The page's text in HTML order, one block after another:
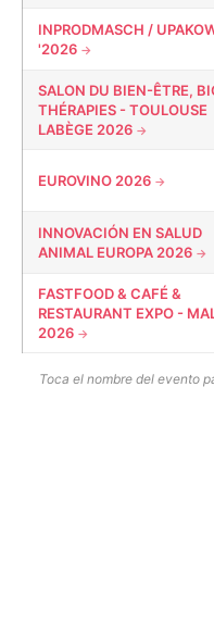
INPRODMASCH /
'2026
SALON DU BIEN-ÊTRE,
THÉRAPIES - TOULOUSE
LABÈGE 2026
EUROVINO 2026
INNOVACIÓN EN SALUD
ANIMAL EUROPA 2026
FASTFOOD & CAFÉ &
RESTAURANT EXPO -
2026
Toca el nombre del evento